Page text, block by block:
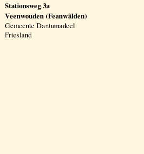
Stationsweg 3a
Veenwouden (Feanwâlden)
Gemeente Dantumadeel
Friesland